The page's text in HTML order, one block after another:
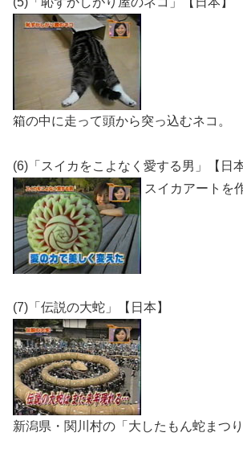
箱の中に走って頭から突っ込むネコ。
(6)「スイカをこよなく愛する男」【日本
スイカアートを
(7)「伝説の大蛇」【日本】
新潟県・関川村の「大したもん蛇まつり